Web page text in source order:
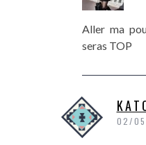
Aller ma
seras TOP
02/